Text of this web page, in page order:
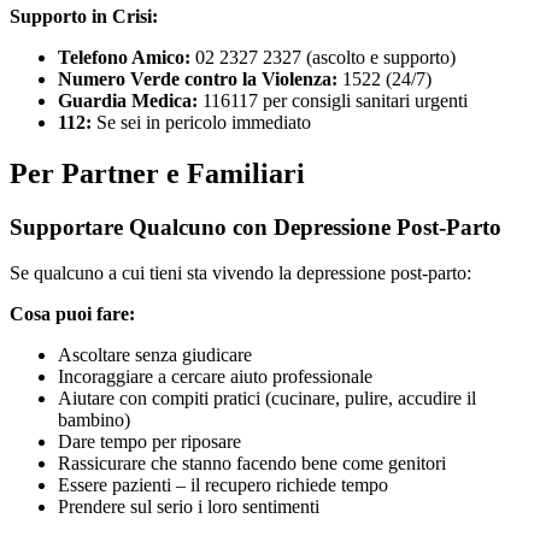
Supporto in Crisi:
Telefono Amico: 02 2327 2327 (ascolto e supporto)
Numero Verde contro la Violenza: 1522 (24/7)
Guardia Medica: 116117 per consigli sanitari urgenti
112: Se sei in pericolo immediato
Per Partner e Familiari
Supportare Qualcuno con Depressione Post-Parto
Se qualcuno a cui tieni sta vivendo la depressione post-parto:
Cosa puoi fare:
Ascoltare senza giudicare
Incoraggiare a cercare aiuto professionale
Aiutare con compiti pratici (cucinare, pulire, accudire il
bambino)
Dare tempo per riposare
Rassicurare che stanno facendo bene come genitori
Essere pazienti – il recupero richiede tempo
Prendere sul serio i loro sentimenti